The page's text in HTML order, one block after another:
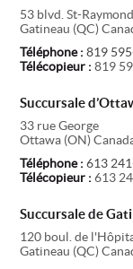
53 blvd. St-Raymond
Gatineau (QC)
Téléphone : 819
Télécopieur : 819
Succursale
33 rue George
Ottawa (ON)
Téléphone : 613
Télécopieur : 613
Succursale de
120 boul. de
Gatineau (QC)